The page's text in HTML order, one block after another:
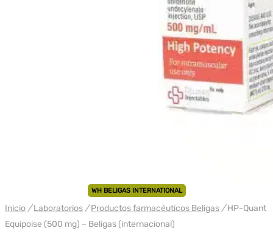
WH BELIGAS INTERNATIONAL
Inicio / Laboratorios / Productos farmacéuticos Beligas /HP-Quant
Equipoise (500 mg) – Beligas (internacional)